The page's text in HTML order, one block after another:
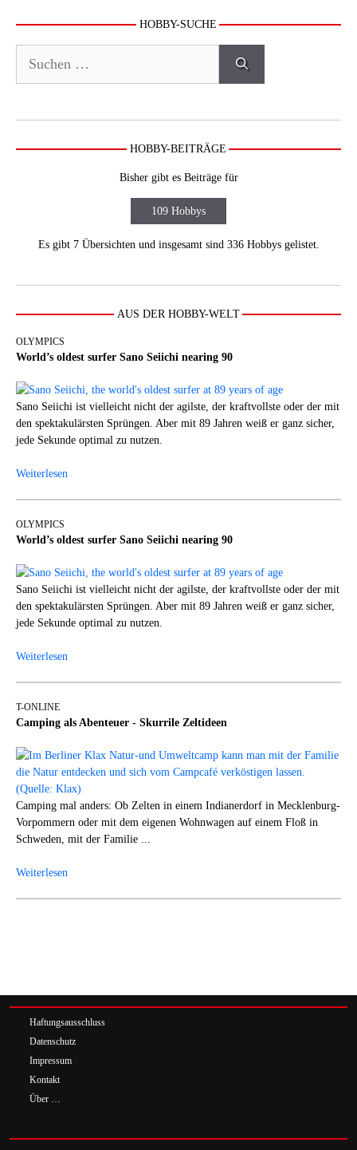
HOBBY-SUCHE
nach:
HOBBY-BEITRÄGE
Bisher gibt es Beiträge für
109 Hobbys
Es gibt 7 Übersichten und insgesamt sind 336 Hobbys gelistet.
AUS DER HOBBY-WELT
OLYMPICS
World’s oldest surfer Sano Seiichi nearing 90
Sano Seiichi ist vielleicht nicht der agilste, der kraftvollste oder der mit
den spektakulärsten Sprüngen. Aber mit 89 Jahren weiß er ganz sicher,
jede Sekunde optimal zu nutzen.
Weiterlesen
OLYMPICS
World’s oldest surfer Sano Seiichi nearing 90
Sano Seiichi ist vielleicht nicht der agilste, der kraftvollste oder der mit
den spektakulärsten Sprüngen. Aber mit 89 Jahren weiß er ganz sicher,
jede Sekunde optimal zu nutzen.
Weiterlesen
T-ONLINE
Camping als Abenteuer - Skurrile Zeltideen
Camping mal anders: Ob Zelten in einem Indianerdorf in Mecklenburg-
Vorpommern oder mit dem eigenen Wohnwagen auf einem Floß in
Schweden, mit der Familie ...
Weiterlesen
Haftungsausschluss
Datenschutz
Impressum
Kontakt
Über …